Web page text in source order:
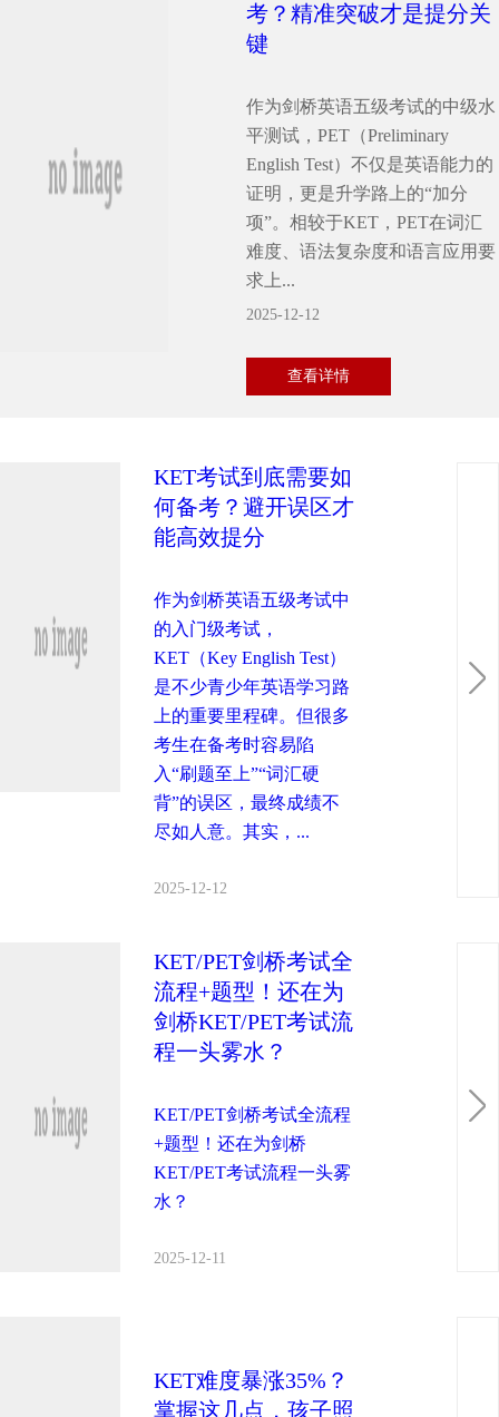
考？精准突破才是提分关
键
作为剑桥英语五级考试的中级水
平测试，PET（Preliminary
English Test）不仅是英语能力的
证明，更是升学路上的“加分
项”。相较于KET，PET在词汇
难度、语法复杂度和语言应用要
求上...
2025-12-12
查看详情
KET考试到底需要如
何备考？避开误区才
能高效提分
作为剑桥英语五级考试中
的入门级考试，
KET（Key English Test）
是不少青少年英语学习路
上的重要里程碑。但很多
考生在备考时容易陷
入“刷题至上”“词汇硬
背”的误区，最终成绩不
尽如人意。其实，...
2025-12-12
KET/PET剑桥考试全
流程+题型！还在为
剑桥KET/PET考试流
程一头雾水？
KET/PET剑桥考试全流程
+题型！还在为剑桥
KET/PET考试流程一头雾
水？
2025-12-11
KET难度暴涨35%？
掌握这几点，孩子照